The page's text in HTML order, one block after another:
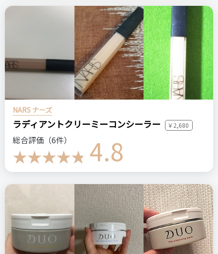
ステマっぽい 0
NARS ナーズ
ラディアントクリーミーコンシーラー ￥2,680
総合評価（6件） 4.8